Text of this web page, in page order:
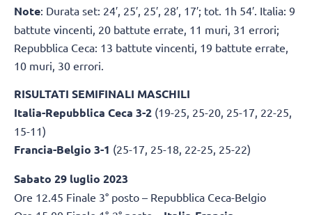
Note: Durata set: 24′, 25′, 25′, 28′, 17′; tot. 1h 54′. Italia: 9
battute vincenti, 20 battute errate, 11 muri, 31 errori;
Repubblica Ceca: 13 battute vincenti, 19 battute errate,
10 muri, 30 errori.
RISULTATI SEMIFINALI MASCHILI
Italia-Repubblica Ceca 3-2 (19-25, 25-20, 25-17, 22-25,
15-11)
Francia-Belgio 3-1 (25-17, 25-18, 22-25, 25-22)
Sabato 29 luglio 2023
Ore 12.45 Finale 3° posto – Repubblica Ceca-Belgio